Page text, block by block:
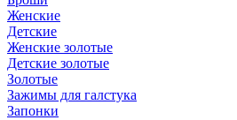
Женские
Детские
Женские золотые
Детские золотые
Золотые
Зажимы для галстука
Запонки